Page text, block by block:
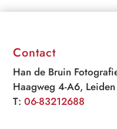
Contact
Han de Bruin
Haagweg 4-A6, Leiden
T:06-83212688